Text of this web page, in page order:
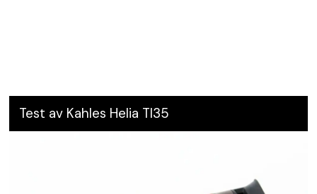
Test av Kahles Helia TI35